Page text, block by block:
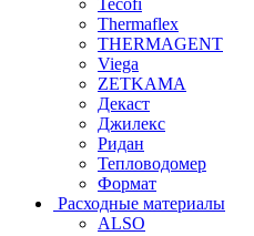
Thermaflex
THERMAGENT
Viega
ZETKAMA
Декаст
Джилекс
Ридан
Тепловодомер
Формат
Расходные материалы
ALSO